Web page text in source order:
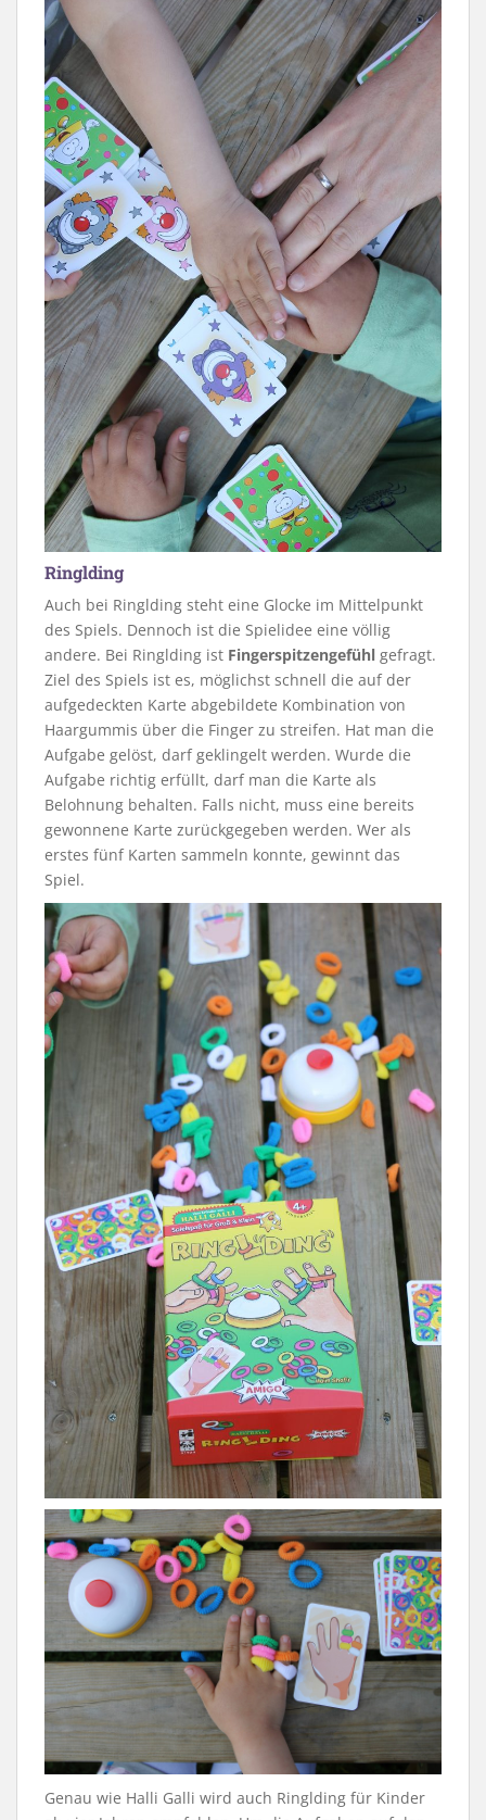
Ringlding
Auch bei Ringlding steht eine Glocke im Mittelpunkt
des Spiels. Dennoch ist die Spielidee eine völlig
andere. Bei Ringlding ist Fingerspitzengefühl gefragt.
Ziel des Spiels ist es, möglichst schnell die auf der
aufgedeckten Karte abgebildete Kombination von
Haargummis über die Finger zu streifen. Hat man die
Aufgabe gelöst, darf geklingelt werden. Wurde die
Aufgabe richtig erfüllt, darf man die Karte als
Belohnung behalten. Falls nicht, muss eine bereits
gewonnene Karte zurückgegeben werden. Wer als
erstes fünf Karten sammeln konnte, gewinnt das
Spiel.
Genau wie Halli Galli wird auch Ringlding für Kinder